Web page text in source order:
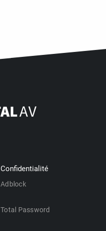
Confidentialité
Adblock
Total Password